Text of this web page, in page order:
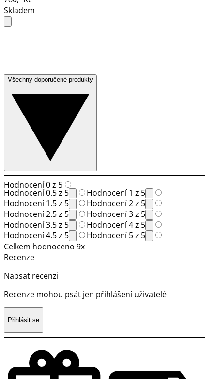
Skladem
Všechny doporučené produkty
Hodnocení 0 z 5
Hodnocení 0.5 z 5
Hodnocení 1 z 5
Hodnocení 1.5 z 5
Hodnocení 2 z 5
Hodnocení 2.5 z 5
Hodnocení 3 z 5
Hodnocení 3.5 z 5
Hodnocení 4 z 5
Hodnocení 4.5 z 5
Hodnocení 5 z 5
Celkem hodnoceno 9x
Recenze
Napsat recenzi
Recenze mohou psát jen přihlášení uživatelé
Přihlásit se